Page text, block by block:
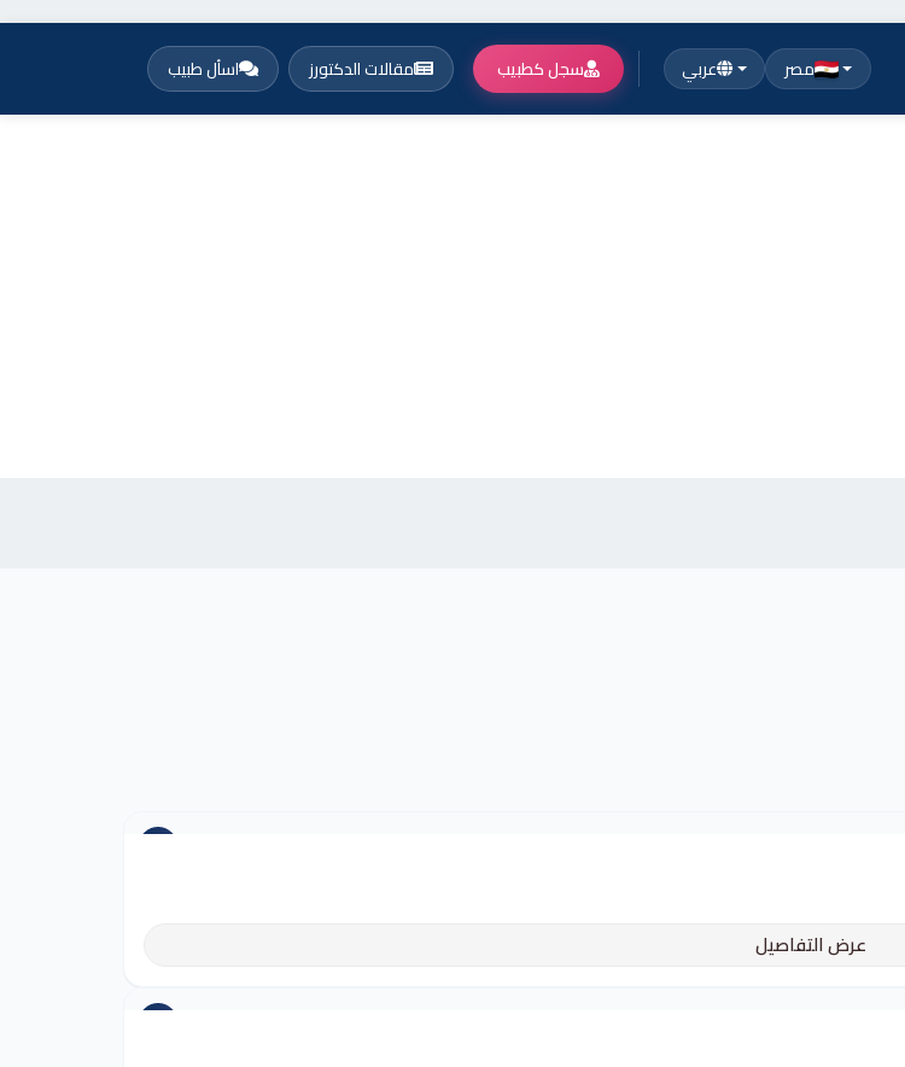
اسأل طبيب مقالات الدكتورز سجل كطبيب عربي مصر
عرض التفاصيل